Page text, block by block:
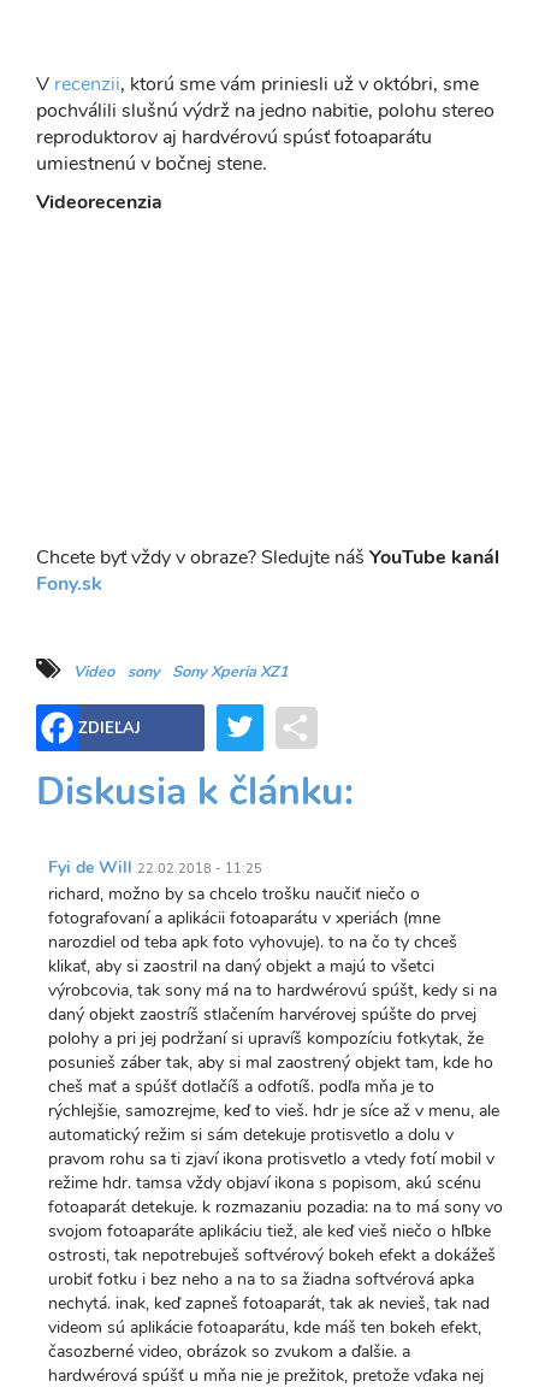
V recenzii, ktorú sme vám priniesli už v októbri, sme
pochválili slušnú výdrž na jedno nabitie, polohu stereo
reproduktorov aj hardvérovú spúsť fotoaparátu
umiestnenú v bočnej stene.
Videorecenzia
Chcete byť vždy v obraze? Sledujte náš YouTube kanál
Fony.sk
Video sony Sony Xperia XZ1
ZDIEĽAJ Twitter
Diskusia k článku:
Fyi de Will 22.02.2018 - 11:25
richard, možno by sa chcelo trošku naučiť niečo o
fotografovaní a aplikácii fotoaparátu v xperiách (mne
narozdiel od teba apk foto vyhovuje). to na čo ty chceš
klikať, aby si zaostril na daný objekt a majú to všetci
výrobcovia, tak sony má na to hardwérovú spúšt, kedy si na
daný objekt zaostríš stlačením harvérovej spúšte do prvej
polohy a pri jej podržaní si upravíš kompozíciu fotkytak, že
posunieš záber tak, aby si mal zaostrený objekt tam, kde ho
cheš mať a spúšť dotlačíš a odfotíš. podľa mňa je to
rýchlejšie, samozrejme, keď to vieš. hdr je síce až v menu, ale
automatický režim si sám detekuje protisvetlo a dolu v
pravom rohu sa ti zjaví ikona protisvetlo a vtedy fotí mobil v
režime hdr. tamsa vždy objaví ikona s popisom, akú scénu
fotoaparát detekuje. k rozmazaniu pozadia: na to má sony vo
svojom fotoaparáte aplikáciu tiež, ale keď vieš niečo o hľbke
ostrosti, tak nepotrebuješ softvérový bokeh efekt a dokážeš
urobiť fotku i bez neho a na to sa žiadna softvérová apka
nechytá. inak, keď zapneš fotoaparát, tak ak nevieš, tak nad
videom sú aplikácie fotoaparátu, kde máš ten bokeh efekt,
časozberné video, obrázok so zvukom a ďalšie. a
hardwérová spúšť u mňa nie je prežitok, pretože vďaka nej